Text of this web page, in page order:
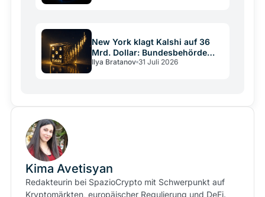
New York klagt Kalshi auf 36
Mrd. Dollar: Bundesbehörde
greift ein
Ilya Bratanov 31 Juli 2026
Kima Avetisyan
Redakteurin bei SpazioCrypto mit Schwerpunkt auf
Kryptomärkten, europäischer Regulierung und DeFi.